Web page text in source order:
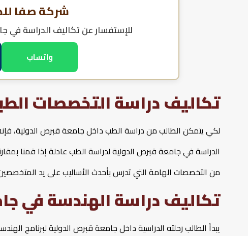
شركة صفا
للإستفسار عنتكاليف الدراسة في
واتساب
تكاليف دراسة التخصصات
الدراسة في جامعة قبرص الدولية لدراسة الطب عادلة إذا قمنا
من التخصصات الهامة التي تدرس بأحدث الأساليب على يد
تكاليف دراسة الهندسة في